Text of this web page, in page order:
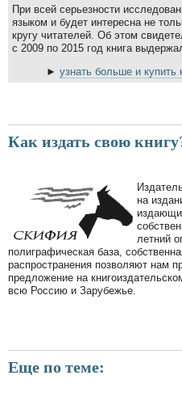
При всей серьезности
языком и будет интересна не
кругу читателей. Об этом
с 2009 по 2015 год книга
► узнать больше и купить
Как издать свою
на
летний
полиграфическая база,
распространения позволяют нам
предложение на
всю Россию и Зарубежье.
Еще по теме: